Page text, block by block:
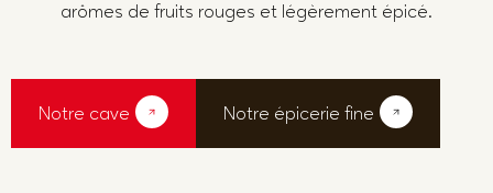
arômes de fruits rouges et légèrement épicé.
Notre cave Notre épicerie fine